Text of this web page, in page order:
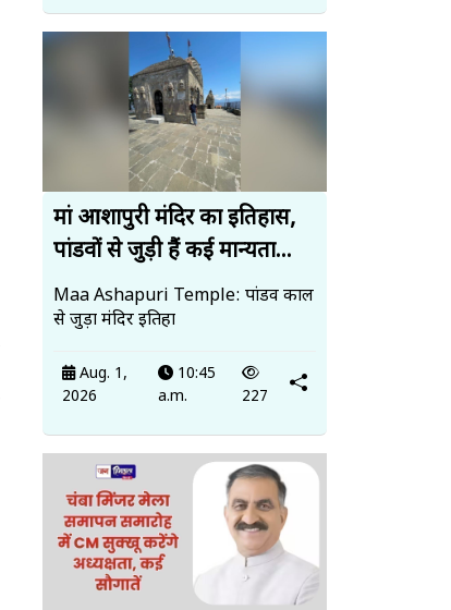
मां आशापुरी मंदिर का इतिहास,
पांडवों से जुड़ी हैं कई मान्यता...
Maa Ashapuri Temple: पांडव काल
से जुड़ा मंदिर इतिहा
Aug. 1,
2026
10:45
a.m.
227